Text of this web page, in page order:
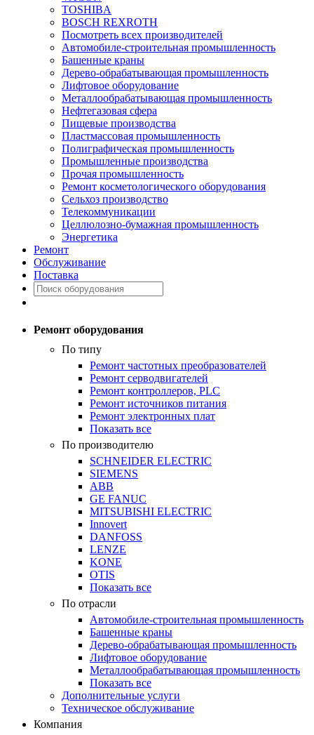
TOSHIBA
BOSCH REXROTH
Посмотреть всех производителей
Автомобиле-строительная промышленность
Башенные краны
Дерево-обрабатывающая промышленность
Лифтовое оборудование
Металлообрабатывающая промышленность
Нефтегазовая сфера
Пищевые производства
Пластмассовая промышленность
Полиграфическая промышленность
Промышленные производства
Прочая промышленность
Ремонт косметологического оборудования
Сельхоз производство
Телекоммуникации
Целлюлозно-бумажная промышленность
Энергетика
Ремонт
Обслуживание
Поставка
Ремонт оборудования
По типу
Ремонт частотных преобразователей
Ремонт серводвигателей
Ремонт контроллеров, PLC
Ремонт источников питания
Ремонт электронных плат
Показать все
По производителю
SCHNEIDER ELECTRIC
SIEMENS
ABB
GE FANUC
MITSUBISHI ELECTRIC
Innovert
DANFOSS
LENZE
KONE
OTIS
Показать все
По отрасли
Автомобиле-строительная промышленность
Башенные краны
Дерево-обрабатывающая промышленность
Лифтовое оборудование
Металлообрабатывающая промышленность
Показать все
Дополнительные услуги
Техническое обслуживание
Компания